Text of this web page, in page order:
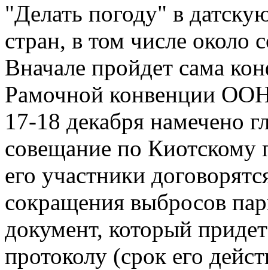
"Делать погоду" в
стран, в том числе около
Вначале пройдет сама
Рамочной конвенции
17-18 декабря намечено
совещание по Киотскому
его участники
сокращения выбросов
документ, который
протоколу (срок его